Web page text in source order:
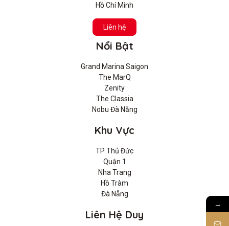
Hồ Chí Minh
Liên hệ
Nổi Bật
Grand Marina Saigon
The MarQ
Zenity
The Classia
Nobu Đà Nẵng
Khu Vực
TP Thủ Đức
Quận 1
Nha Trang
Hồ Tràm
Đà Nẵng
Liên Hệ Duy
→